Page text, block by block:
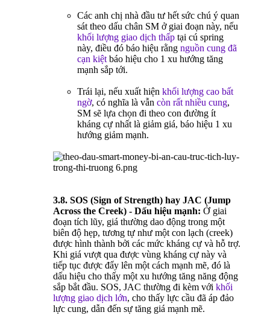
Các anh chị nhà đầu tư hết sức chú ý quan
sát theo dấu chân SM ở giai đoạn này, nếu
khối lượng giao dịch thấp tại cú spring
này, điều đó báo hiệu rằng nguồn cung đã
cạn kiệt báo hiệu cho 1 xu hướng tăng
mạnh sắp tới.
Trái lại, nếu xuất hiện khối lượng cao bất
ngờ, có nghĩa là vẫn còn rất nhiều cung,
SM sẽ lựa chọn đi theo con đường ít
kháng cự nhất là giảm giá, báo hiệu 1 xu
hướng giảm mạnh.
3.8. SOS (Sign of Strength) hay JAC (Jump
Across the Creek) - Dấu hiệu mạnh: Ở giai
đoạn tích lũy, giá thường dao động trong một
biên độ hẹp, tương tự như một con lạch (creek)
được hình thành bởi các mức kháng cự và hỗ trợ.
Khi giá vượt qua được vùng kháng cự này và
tiếp tục được đẩy lên một cách mạnh mẽ, đó là
dấu hiệu cho thấy một xu hướng tăng năng động
sắp bắt đầu. SOS, JAC thường đi kèm với khối
lượng giao dịch lớn, cho thấy lực cầu đã áp đảo
lực cung, dẫn đến sự tăng giá mạnh mẽ.